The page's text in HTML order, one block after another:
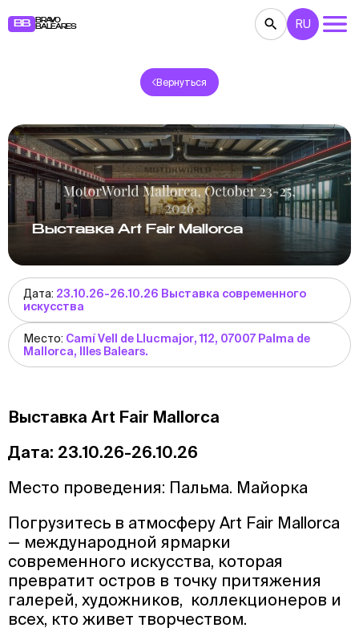
BB
BRAVO
BALEARES
КОНЦЕРТЫ ТЕАТР
РЕСТОРАНЫ ЯРМАРКИ ВЕЧЕРИНКИ
ДЕТЯМ BB NOTE
RU
Вернуться
Выставка Art Fair Mallorca
Дата: 23.10.26-26.10.26 Выставка современного
искусства
Место: Camí Vell de Llucmajor, 112, 07007 Palma de
Mallorca, Illes Balears.
Выставка Art Fair Mallorca
Дата: 23.10.26-26.10.26
Место проведения: Пальма. Майорка
Погрузитесь в атмосферу Art Fair Mallorca
— международной ярмарки
современного искусства, которая
превратит остров в точку притяжения
галерей, художников, коллекционеров и
всех, кто живет творчеством.